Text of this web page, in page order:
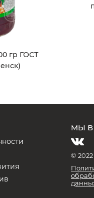
гр ГОСТ
МЫ В
©